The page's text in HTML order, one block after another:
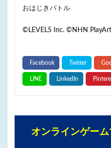
おはじきバトル
©LEVEL5 Inc. ©NHN
オンラインゲーム